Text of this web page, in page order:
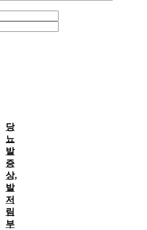
당
뇨
발
증
상,
발
저
림
부